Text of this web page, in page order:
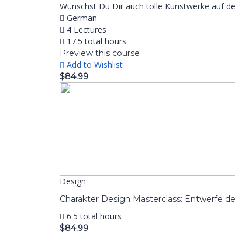
Wünschst Du Dir auch tolle Kunstwerke auf
German
4 Lectures
17.5 total hours
Preview this course
Add to Wishlist
$84.99
Design
Charakter Design Masterclass: Entwerfe
6.5 total hours
$84.99